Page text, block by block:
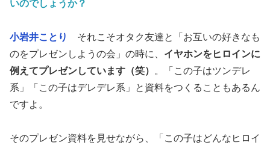
いのでしょうか？
小岩井ことり
それこそオタク友達と「お互いの好きなも
のをプレゼンしようの会」の時に、 イヤホンをヒロインに
例えてプレゼンしています（笑） 。「この子はツンデレ
系」「この子はデレデレ系」と資料をつくることもあるん
ですよ。
そのプレゼン資料を見せながら、「この子はどんなヒロイ